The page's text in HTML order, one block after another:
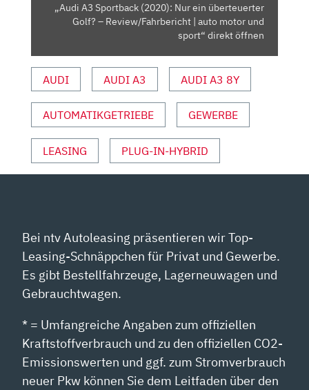
REVIEW/FAHRBERICHT
MOTOR
UND
SPORT“
VON
ANZEIGEN
„Audi A3 Sportback (2020): Nur ein überteuerter
Golf? – Review/Fahrbericht | auto motor und
sport“ direkt öffnen
AUDI AUDI A3 AUDI A3 8Y
AUTOMATIKGETRIEBE GEWERBE
LEASING PLUG-IN-HYBRID
Bei ntv Autoleasing präsentieren wir Top-
Leasing-Schnäppchen für Privat und Gewerbe.
Es gibt Bestellfahrzeuge, Lagerneuwagen und
Gebrauchtwagen.
* = Umfangreiche Angaben zum offiziellen
Kraftstoffverbrauch und zu den offiziellen CO2-
Emissionswerten und ggf. zum Stromverbrauch
neuer Pkw können Sie dem Leitfaden über den